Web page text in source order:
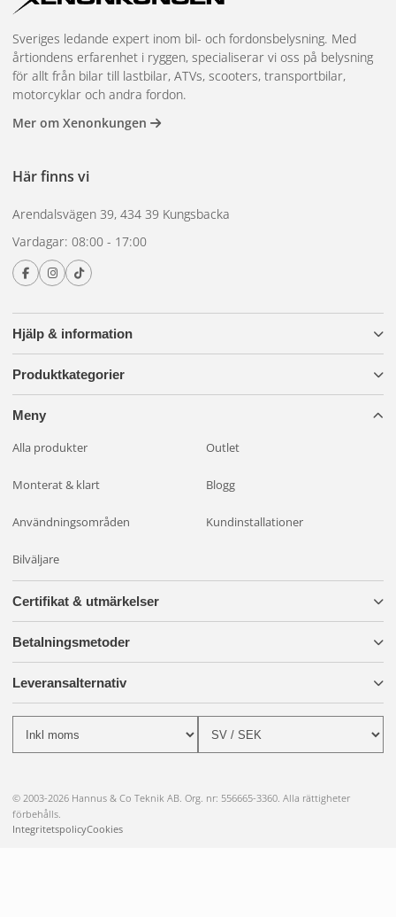
Hjälp & information
Produktkategorier
Meny
Alla produkter Outlet
Monterat & klart Blogg
Användningsområden Kundinstallationer
Bilväljare
Sveriges ledande expert inom bil- och fordonsbelysning. Med
årtiondens erfarenhet i ryggen, specialiserar vi oss på belysning
för allt från bilar till lastbilar, ATVs, scooters, transportbilar,
motorcyklar och andra fordon.
Mer om Xenonkungen
Här finns vi
Arendalsvägen 39, 434 39 Kungsbacka
Vardagar: 08:00 - 17:00
Certifikat & utmärkelser
Betalningsmetoder
Leveransalternativ
© 2003-2026 Hannus & Co Teknik AB. Org. nr: 556665-3360. Alla rättigheter
förbehålls.
IntegritetspolicyCookies